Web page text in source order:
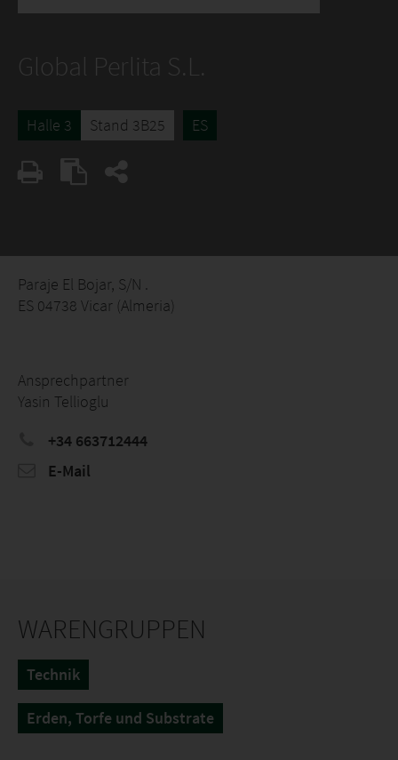
Global Perlita S.L.
Halle 3 Stand 3B25 ES
Paraje El Bojar, S/N .
ES 04738 Vicar (Almeria)
Ansprechpartner
Yasin Tellioglu
+34 663712444
E-Mail
WARENGRUPPEN
Technik
Erden, Torfe und Substrate